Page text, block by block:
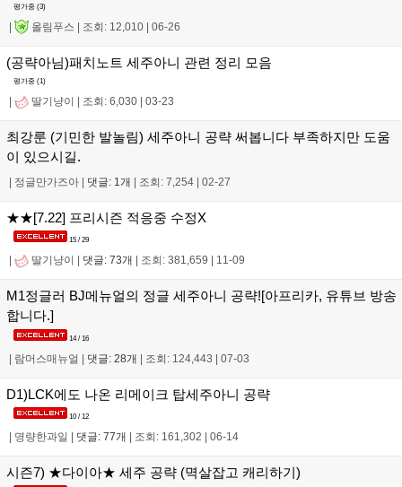
평가중 (3)
| 올림푸스 | 조회: 12,010 | 06-26
(공략아님)패치노트 세주아니 관련 정리 모음
평가중 (1)
딸기냥이 조회: 6,030 03-23
최강룬 (기민한 발놀림) 세주아니 공략 써봅니다 부족하지만 도움
이 있으시길.
정글만가즈아 댓글: 1개 조회: 7,254 02-27
★★[7.22] 프리시즌 적응중 수정X
15 / 29
딸기냥이 댓글: 73개 조회: 381,659 11-09
M1정글러 BJ메뉴얼의 정글 세주아니 공략![아프리카, 유튜브 방송
합니다.]
14 / 16
| 람머스매뉴얼 | 댓글: 28개 | 조회: 124,443 | 07-03
D1)LCK에도 나온 리메이크 탑세주아니 공략
10 / 12
명량한과일 댓글: 77개 조회: 161,302 06-14
시즌7) ★다이아★ 세주 공략 (멱살잡고 캐리하기)